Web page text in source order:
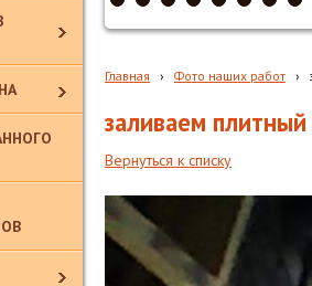
Главная › Фото наших работ ›
заливаем
Вернуться к списку